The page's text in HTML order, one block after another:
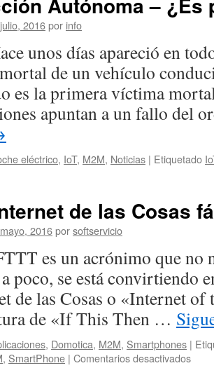
2016por info
unos días apareció en
de un vehículo
es la primera víctima
apuntan a un fallo del
eléctrico, IoT, M2M, Noticias | Etiquetado
de las Cosas
2016porsoftservicio
es un acrónimo que no
poco, se está convirtiendo
de las Cosas o «Internet
de «If This Then …
, Domotica, M2M, Smartphones |
, SmartPhone | Comentarios desactivadosen